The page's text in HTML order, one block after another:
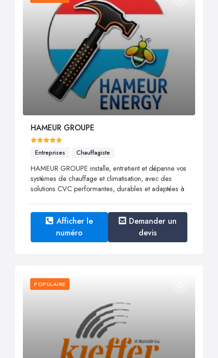
HAMEUR GROUPE
Entreprises Chauffagiste
HAMEUR GROUPE installe, entretient et dépanne vos
systèmes de chauffage et climatisation, avec des
solutions CVC performantes, durables et adaptées à
Afficher le
numéro
Demander un
devis
POPULAIRE